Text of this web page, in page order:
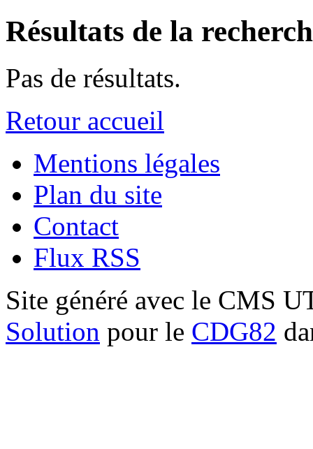
Résultats de la
Pas de résultats.
Retour accueil
Mentions légales
Plan du site
Contact
Flux RSS
Site généré avec le CMS
Solution pour le CDG82